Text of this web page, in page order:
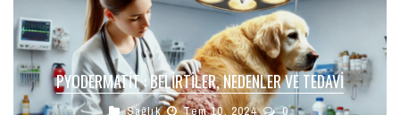
PYODERMATIT : BELIRTILER, NEDENLER VE TEDAVI
Sağlık Tem 10, 2024 0